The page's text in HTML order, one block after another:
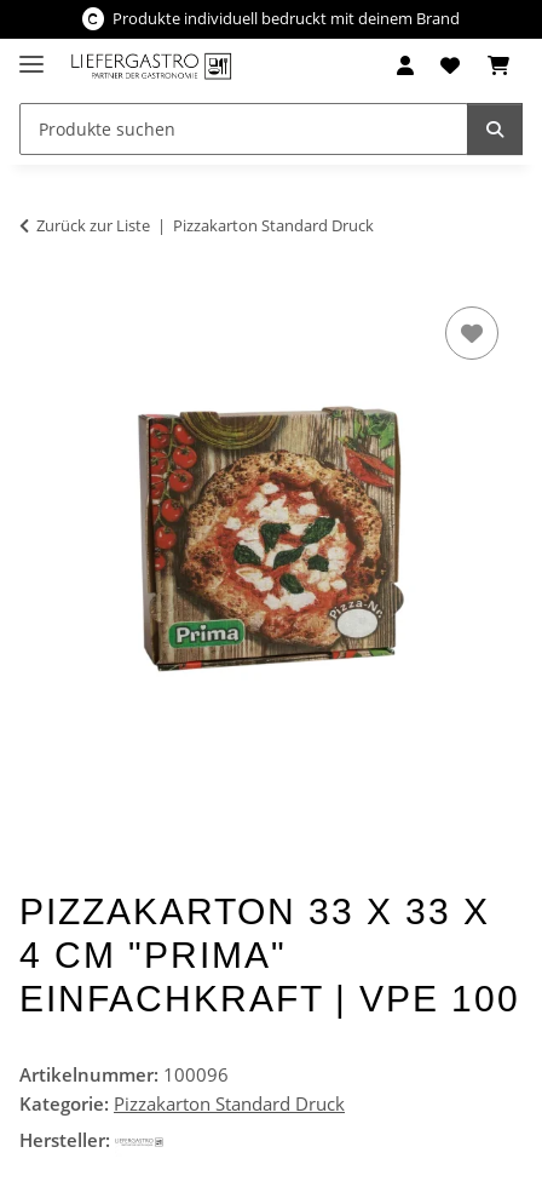
Produkte individuell bedruckt mit deinem Brand
Zurück zur Liste Pizzakarton Standard Druck
PIZZAKARTON 33 X 33 X
4 CM "PRIMA"
EINFACHKRAFT | VPE 100
Artikelnummer: 100096
Kategorie: Pizzakarton Standard Druck
Hersteller: